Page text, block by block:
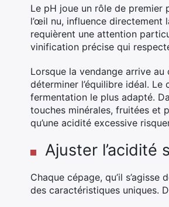
Le pH joue un rôle de premier
l’œil nu, influence directement
requièrent une attention
vinification précise qui
Lorsque la vendange arrive
déterminer l’équilibre idéal.
fermentation le plus adapté.
touches minérales, fruitées et
qu’une acidité excessive
Ajuster l’acidité
Chaque cépage, qu’il
des caractéristiques uniques.